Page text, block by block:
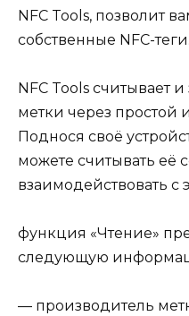
NFC Tools, позволит
собственные NFC-теги.
NFC Tools считывает
метки через простой
Поднося своё
можете считывать её
взаимодействовать
функция «Чтение»
следующую
— производитель